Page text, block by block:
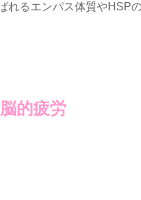
れるエンパス体質やHSP
的疲労